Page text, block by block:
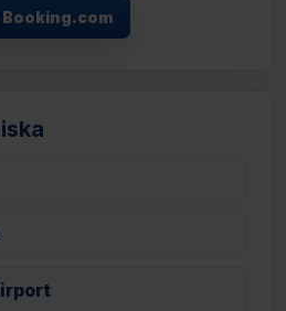
Booking.com